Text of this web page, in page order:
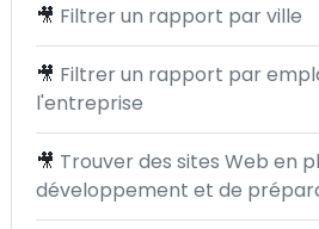
🎥 Filtrer un rapport par ville
🎥 Filtrer un rapport par
l'entreprise
🎥 Trouver des sites Web en
développement et de